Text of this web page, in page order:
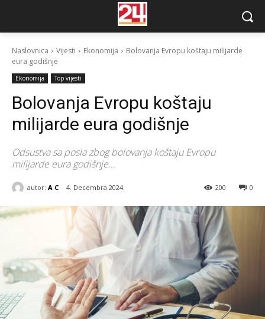
Naslovnica Vijesti Ekonomija
Bolovanja Evropu koštaju milijarde
eura godišnje
Ekonomija Top vijesti
Bolovanja Evropu koštaju
milijarde eura godišnje
Odsustva sa posla zbog bolovanja koštaju Evropu
milijarde eura godišnje...
autor: A C 4. Decembra 2024. 0
200